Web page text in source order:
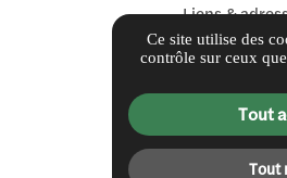
Liens &
Informations
Mentions
Politique de
Gestion des
Ce site utilise des
contrôle sur ceux
Tout
Tout